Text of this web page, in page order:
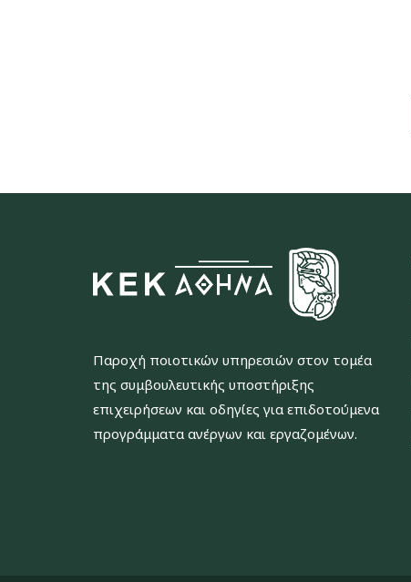
Παροχή ποιοτικών υπηρεσιών στον τομέα
της συμβουλευτικής υποστήριξης
επιχειρήσεων και οδηγίες για επιδοτούμενα
προγράμματα ανέργων και εργαζομένων.